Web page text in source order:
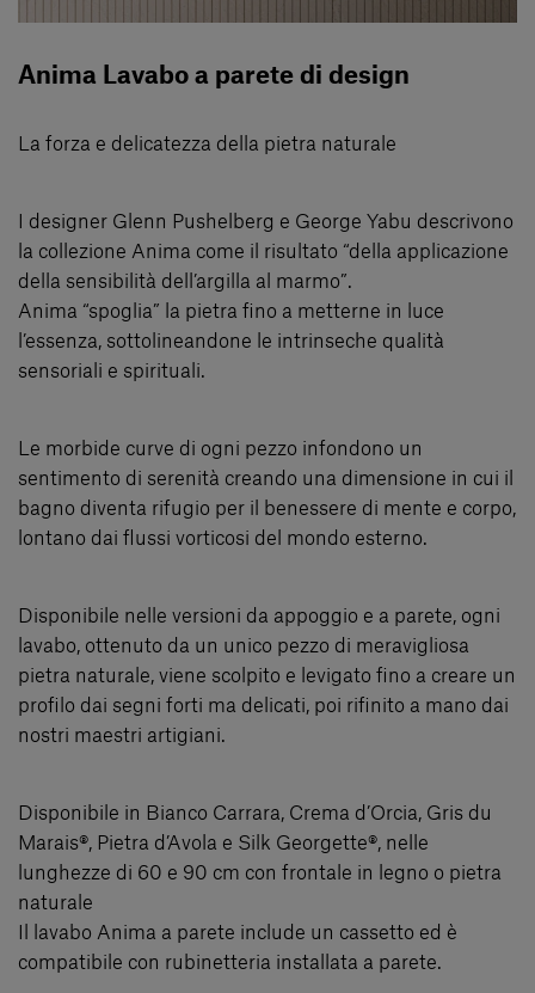
Anima Lavabo a parete di design
La forza e delicatezza della pietra naturale
I designer Glenn Pushelberg e George Yabu descrivono
la collezione Anima come il risultato “della applicazione
della sensibilità dell’argilla al marmo”.
Anima “spoglia” la pietra fino a metterne in luce
l’essenza, sottolineandone le intrinseche qualità
sensoriali e spirituali.
Le morbide curve di ogni pezzo infondono un
sentimento di serenità creando una dimensione in cui il
bagno diventa rifugio per il benessere di mente e corpo,
lontano dai flussi vorticosi del mondo esterno.
Disponibile nelle versioni da appoggio e a parete, ogni
lavabo, ottenuto da un unico pezzo di meravigliosa
pietra naturale, viene scolpito e levigato fino a creare un
profilo dai segni forti ma delicati, poi rifinito a mano dai
nostri maestri artigiani.
Disponibile in Bianco Carrara, Crema d’Orcia, Gris du
Marais®, Pietra d’Avola e Silk Georgette®, nelle
lunghezze di 60 e 90 cm con frontale in legno o pietra
naturale
Il lavabo Anima a parete include un cassetto ed è
compatibile con rubinetteria installata a parete.